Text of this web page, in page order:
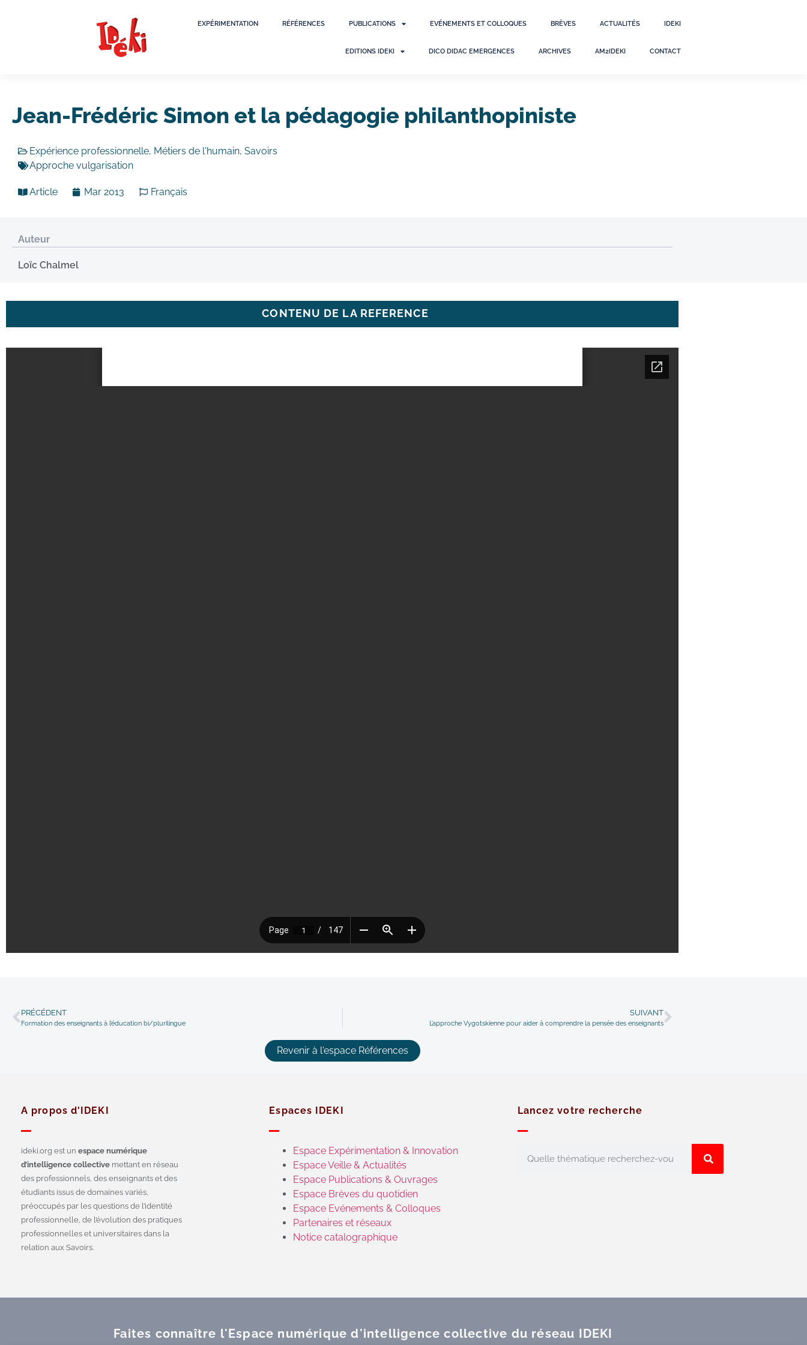
EXPÉRIMENTATION RÉFÉRENCES PUBLICATIONS EVÉNEMENTS ET COLLOQUES BRÈVES ACTUALITÉS IDEKI
EDITIONS IDEKI DICO DIDAC EMERGENCES ARCHIVES AM2IDEKI CONTACT
Jean-Frédéric Simon et la pédagogie philanthopiniste
Expérience professionnelle, Métiers de l'humain, Savoirs
Approche vulgarisation
Article Mar 2013 Français
Auteur
Loïc Chalmel
CONTENU DE LA REFERENCE
PRÉCÉDENT
Formation des enseignants à l’éducation bi/plurilingue
SUIVANT
L’approche Vygotskienne pour aider à comprendre la pensée des enseignants
Revenir à l'espace Références
A propos d'IDEKI
ideki.org est un espace numérique
d’intelligence collective mettant en réseau
des professionnels, des enseignants et des
étudiants issus de domaines variés,
préoccupés par les questions de l’identité
professionnelle, de l’évolution des pratiques
professionnelles et universitaires dans la
relation aux Savoirs.
Espaces IDEKI
Espace Expérimentation & Innovation
Espace Veille & Actualités
Espace Publications & Ouvrages
Espace Brèves du quotidien
Espace Evénements & Colloques
Partenaires et réseaux
Notice catalographique
Lancez votre recherche
Faites connaître l'Espace numérique d'intelligence collective du réseau IDEKI